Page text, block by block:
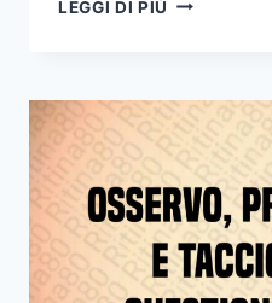
LEGGI DI PIÙ
E
VINCI
È
USCITA
LA
SCRITTA